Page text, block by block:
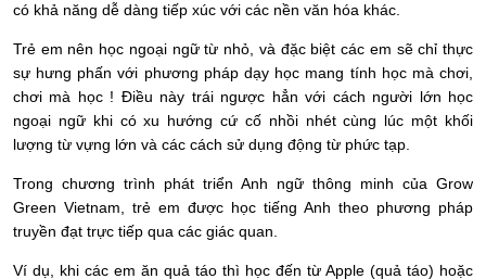
có khả năng dễ dàng tiếp xúc với các nền văn hóa khác.
Trẻ em nên học ngoại ngữ từ nhỏ, và đặc biệt các em sẽ chỉ thực
sự hưng phấn với phương pháp dạy học mang tính học mà chơi,
chơi mà học ! Điều này trái ngược hẳn với cách người lớn học
ngoại ngữ khi có xu hướng cứ cố nhồi nhét cùng lúc một khối
lượng từ vựng lớn và các cách sử dụng động từ phức tạp.
Trong chương trình phát triển Anh ngữ thông minh của Grow
Green Vietnam, trẻ em được học tiếng Anh theo phương pháp
truyền đạt trực tiếp qua các giác quan.
Ví dụ, khi các em ăn quả táo thì học đến từ Apple (quả táo) hoặc